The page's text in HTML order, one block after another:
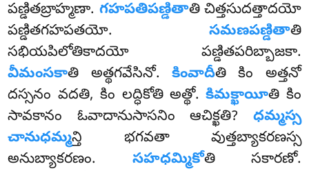
పణ్డితబ్రాహ్మణా. గహపతిపణ్డితాతి చిత్తసుదత్తాదయో
పణ్డితగహపతయో. సమణపణ్డితాతి
సభియపిలోతికాదయో పణ్డితపరిబ్బాజకా.
వీమంసకాతి అత్థగవేసినో. కింవాదీతి కిం అత్తనో
దస్సనం వదతి, కిం లద్ధికోతి అత్థో.కిమక్ఖాయీతి కిం
సావకానం ఓవాదానుసాసనిం ఆచిక్ఖతి? ధమ్మస్స
చానుధమ్మన్తి భగవతా వుత్తబ్యాకరణస్స
అనుబ్యాకరణం. సహధమ్మికోతి సకారణో.